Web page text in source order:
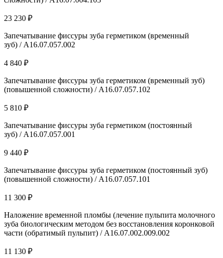
23 230 ₽
Запечатывание фиссуры зуба герметиком (временный
зуб) / А16.07.057.002
4 840 ₽
Запечатывание фиссуры зуба герметиком (временный зуб)
(повышенной сложности) / А16.07.057.102
5 810 ₽
Запечатывание фиссуры зуба герметиком (постоянный
зуб) / А16.07.057.001
9 440 ₽
Запечатывание фиссуры зуба герметиком (постоянный зуб)
(повышенной сложности) / А16.07.057.101
11 300 ₽
Наложение временной пломбы (лечение пульпита молочного
зуба биологическим методом без восстановления коронковой
части (обратимый пульпит) / A16.07.002.009.002
11 130 ₽